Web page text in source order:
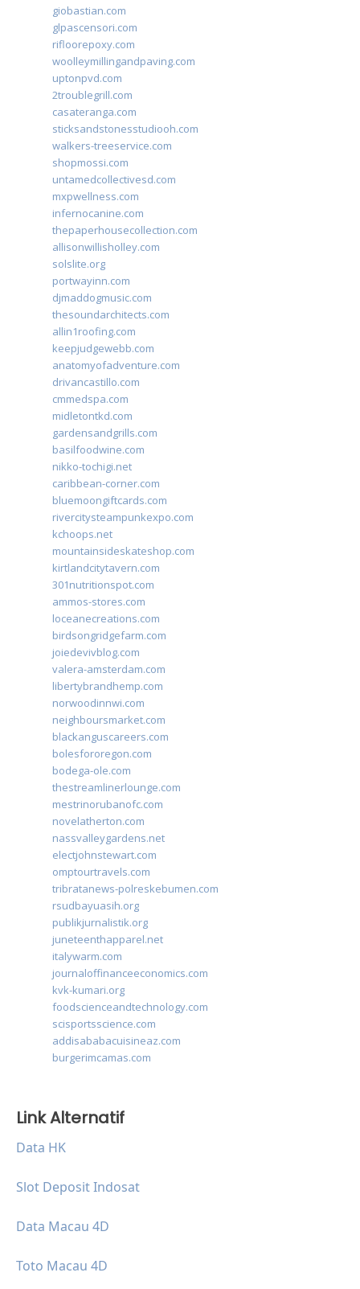
giobastian.com
glpascensori.com
rifloorepoxy.com
woolleymillingandpaving.com
uptonpvd.com
2troublegrill.com
casateranga.com
sticksandstonesstudiooh.com
walkers-treeservice.com
shopmossi.com
untamedcollectivesd.com
mxpwellness.com
infernocanine.com
thepaperhousecollection.com
allisonwillisholley.com
solslite.org
portwayinn.com
djmaddogmusic.com
thesoundarchitects.com
allin1roofing.com
keepjudgewebb.com
anatomyofadventure.com
drivancastillo.com
cmmedspa.com
midletontkd.com
gardensandgrills.com
basilfoodwine.com
nikko-tochigi.net
caribbean-corner.com
bluemoongiftcards.com
rivercitysteampunkexpo.com
kchoops.net
mountainsideskateshop.com
kirtlandcitytavern.com
301nutritionspot.com
ammos-stores.com
loceanecreations.com
birdsongridgefarm.com
joiedevivblog.com
valera-amsterdam.com
libertybrandhemp.com
norwoodinnwi.com
neighboursmarket.com
blackanguscareers.com
bolesfororegon.com
bodega-ole.com
thestreamlinerlounge.com
mestrinorubanofc.com
novelatherton.com
nassvalleygardens.net
electjohnstewart.com
omptourtravels.com
tribratanews-polreskebumen.com
rsudbayuasih.org
publikjurnalistik.org
juneteenthapparel.net
italywarm.com
journaloffinanceeconomics.com
kvk-kumari.org
foodscienceandtechnology.com
scisportsscience.com
addisababacuisineaz.com
burgerimcamas.com
Link Alternatif
Data HK
Slot Deposit Indosat
Data Macau 4D
Toto Macau 4D